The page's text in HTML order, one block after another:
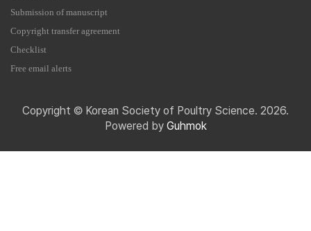
Submission of manuscript
Copyright transfer agreement
Checklist
Free email alerts
Copyright © Korean Society of Poultry Science. 2026.
Powered by Guhmok